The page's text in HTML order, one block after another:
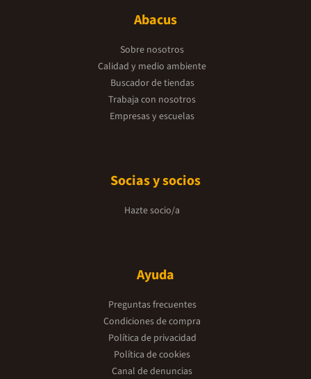
Abacus
Sobre nosotros
Calidad y medio ambiente
Buscador de tiendas
Trabaja con nosotros
Empresas y escuelas
Socias y socios
Hazte socio/a
Ayuda
Preguntas frecuentes
Condiciones de compra
Política de privacidad
Política de cookies
Canal de denuncias